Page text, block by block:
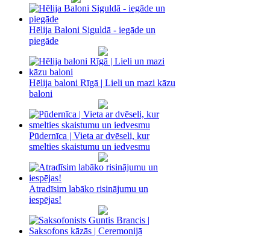
Hēlija Baloni Siguldā - iegāde un
piegāde
Hēlija baloni Rīgā | Lieli un mazi kāzu
baloni
Pūdernīca | Vieta ar dvēseli, kur
smelties skaistumu un iedvesmu
Atradīsim labāko risinājumu un
iespējas!